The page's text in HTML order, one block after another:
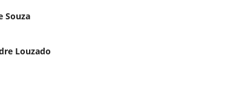
Souza
Louzado